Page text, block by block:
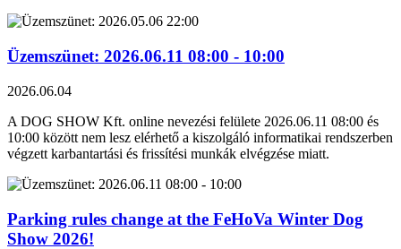
Május 23 – CACIB II. Crufts kvalifikáció
https://nevezes.dogshow.hu/entry-814
STATISTIC:
Május 24 – Korózs András Memorial Show
STATISTIC:https://nevezes.dogshow.hu/dogshow-815#STAT
https://nevezes.dogshow.hu/entry-816
Üzemszünet: 2026.06.11 08:00 - 10:00
2026.06.04
A DOG SHOW Kft. online nevezési felülete 2026.06.11 08:00 és
10:00 között nem lesz elérhető a kiszolgáló informatikai rendszerben
végzett karbantartási és frissítési munkák elvégzése miatt.
Parking rules change at the FeHoVa Winter Dog
Show 2026!